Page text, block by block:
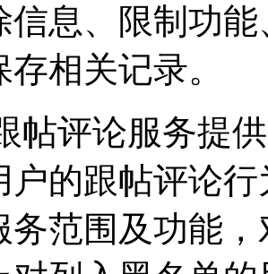
信息、限制功
相关记录。
帖评论服务提
户的跟帖评论
务范围及功能